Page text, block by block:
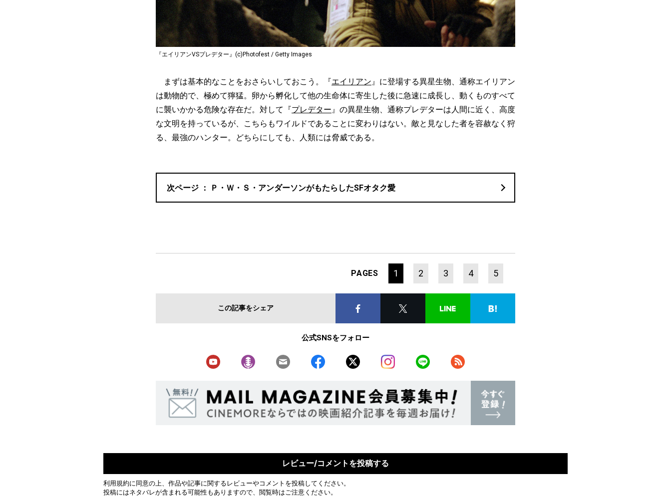
『エイリアンVSプレデター』(c)Photofest / Getty Images
まずは基本的なことをおさらいしておこう。『エイリアン 』に登場する異星生物、通称エイリアン
は動物的で、極めて獰猛。卵から孵化して他の生命体に寄生した後に急速に成長し、動くものすべて
に襲いかかる危険な存在だ。対して『プレデター 』の異星生物、通称プレデターは人間に近く、高度
な文明を持っているが、こちらもワイルドであることに変わりはない。敵と見なした者を容赦なく狩
る、最強のハンター。どちらにしても、人類には脅威である。
Ｐ・Ｗ・Ｓ・アンダーソンがもたらしたSFオタク愛
PAGES 1 2 3 4 5
この記事をシェア
公式SNSをフォロー
レビュー/コメントを投稿する
利用規約に同意の上、作品や記事に関するレビューやコメントを投稿してください。
投稿にはネタバレが含まれる可能性もありますので、閲覧時はご注意ください。